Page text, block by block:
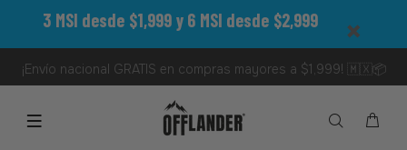
3 MSI desde $1,999 y 6 MSI desde $2,999
¡Envío nacional GRATIS en compras mayores a $1,999! 🇲🇽📦